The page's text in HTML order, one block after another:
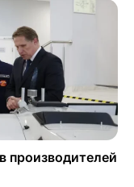
производителей